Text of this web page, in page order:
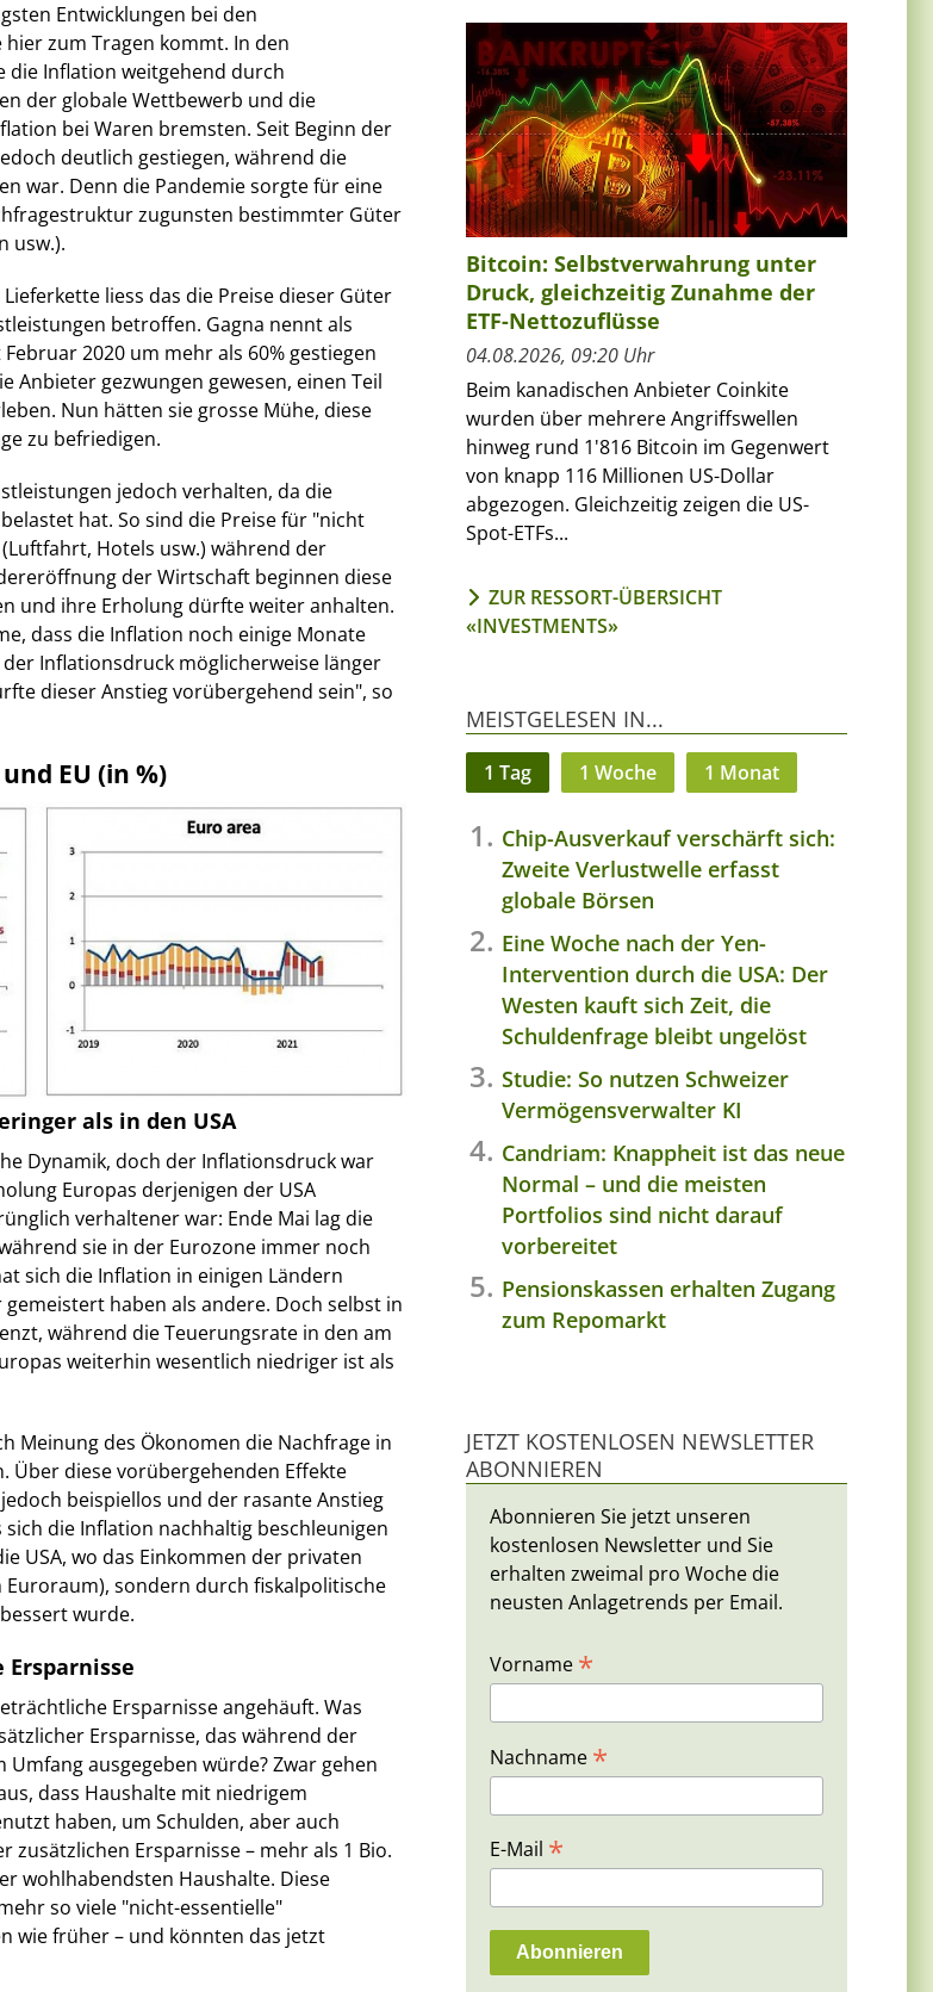
Entwicklungen bei den
zum Tragen kommt. In den
die Inflation weitgehend durch
der globale Wettbewerb und die
bei Waren bremsten. Seit Beginn der
deutlich gestiegen, während die
war. Denn die Pandemie sorgte für eine
zugunsten bestimmter Güter
usw.).
liess das die Preise dieser Güter
betroffen. Gagna nennt als
2020 um mehr als 60% gestiegen
Anbieter gezwungen gewesen, einen Teil
Nun hätten sie grosse Mühe, diese
zu befriedigen.
jedoch verhalten, da die
hat. So sind die Preise für "nicht
Hotels usw.) während der
der Wirtschaft beginnen diese
und ihre Erholung dürfte weiter anhalten.
dass die Inflation noch einige Monate
Inflationsdruck möglicherweise länger
dieser Anstieg vorübergehend sein", so
EU (in %)
als in den USA
Dynamik, doch der Inflationsdruck war
Europas derjenigen der USA
verhaltener war: Ende Mai lag die
sie in der Eurozone immer noch
sich die Inflation in einigen Ländern
haben als andere. Doch selbst in
während die Teuerungsrate in den am
weiterhin wesentlich niedriger ist als
Meinung des Ökonomen die Nachfrage in
Über diese vorübergehenden Effekte
beispiellos und der rasante Anstieg
die Inflation nachhaltig beschleunigen
USA, wo das Einkommen der privaten
sondern durch fiskalpolitische
wurde.
Ersparnisse angehäuft. Was
Ersparnisse, das während der
ausgegeben würde? Zwar gehen
dass Haushalte mit niedrigem
haben, um Schulden, aber auch
zusätzlichen Ersparnisse – mehr als 1 Bio.
wohlhabendsten Haushalte. Diese
so viele "nicht-essentielle"
wie früher – und könnten das jetzt
Bitcoin: Selbstverwahrung unter
Druck, gleichzeitig Zunahme der
ETF-Nettozuflüsse
04.08.2026, 09:20 Uhr
Beim kanadischen Anbieter Coinkite
wurden über mehrere Angriffswellen
hinweg rund 1'816 Bitcoin im Gegenwert
von knapp 116 Millionen US-Dollar
abgezogen. Gleichzeitig zeigen die US-
Spot-ETFs...
ZUR RESSORT-ÜBERSICHT
«INVESTMENTS»
MEISTGELESEN IN...
1 Tag 1 Woche 1 Monat
Chip-Ausverkauf verschärft sich:
Zweite Verlustwelle erfasst
globale Börsen
Eine Woche nach der Yen-
Intervention durch die USA: Der
Westen kauft sich Zeit, die
Schuldenfrage bleibt ungelöst
Studie: So nutzen Schweizer
Vermögensverwalter KI
Candriam: Knappheit ist das neue
Normal – und die meisten
Portfolios sind nicht darauf
vorbereitet
Pensionskassen erhalten Zugang
zum Repomarkt
JETZT KOSTENLOSEN NEWSLETTER
ABONNIEREN
Abonnieren Sie jetzt unseren
kostenlosen Newsletter und Sie
erhalten zweimal pro Woche die
neusten Anlagetrends per Email.
Vorname *
Nachname *
E-Mail *